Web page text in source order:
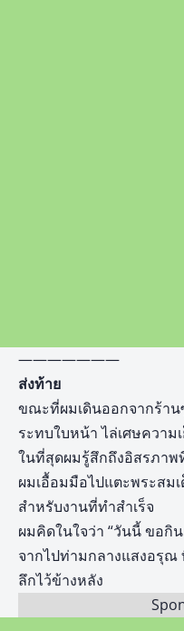
———————
ส่งท้าย
ขณะที่ผมเดินออกจากร้า
ระทบใบหน้า ไล่เศษความ
ในที่สุดผมรู้สึกถึงอิสรภา
ผมเอื้อมมือไปแตะพระส
สำหรับงานที่ทำสำเร็จ
ผมคิดในใจว่า “วันนี้ ขอกิ
จากไปท่ามกลางแสงอรุณ
ลึกไว้ข้างหลัง